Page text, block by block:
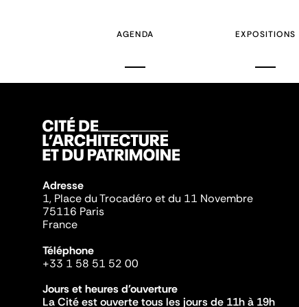
AGENDA EXPOSITIONS
Adresse
1, Place du Trocadéro et du 11 Novembre
75116 Paris
France
Téléphone
+33 1 58 51 52 00
Jours et heures d'ouverture
La Cité est ouverte tous les jours de 11h à 19h